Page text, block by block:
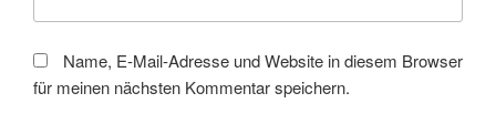
Name, E-Mail-Adresse und Website in diesem Browser
für meinen nächsten Kommentar speichern.